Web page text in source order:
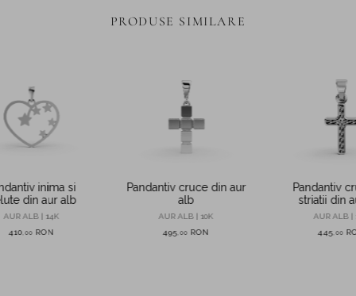
PRODUSE SIMILARE
inima si
din aur alb
AUR ALB | 14K
410 00 RON
Pandantiv cruce din aur
alb
AUR ALB | 10K
495 ,00 RON
Pandantiv
striatii din
AUR ALB |
445 00